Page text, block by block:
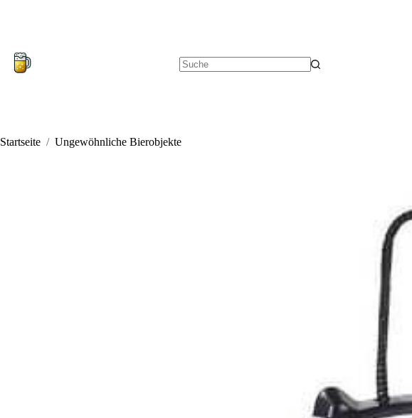
Startseite / Ungewöhnliche Bierobjekte